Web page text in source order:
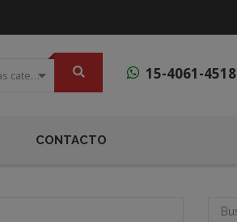
Todas las categorias 15-4061-4518
CONTACTO